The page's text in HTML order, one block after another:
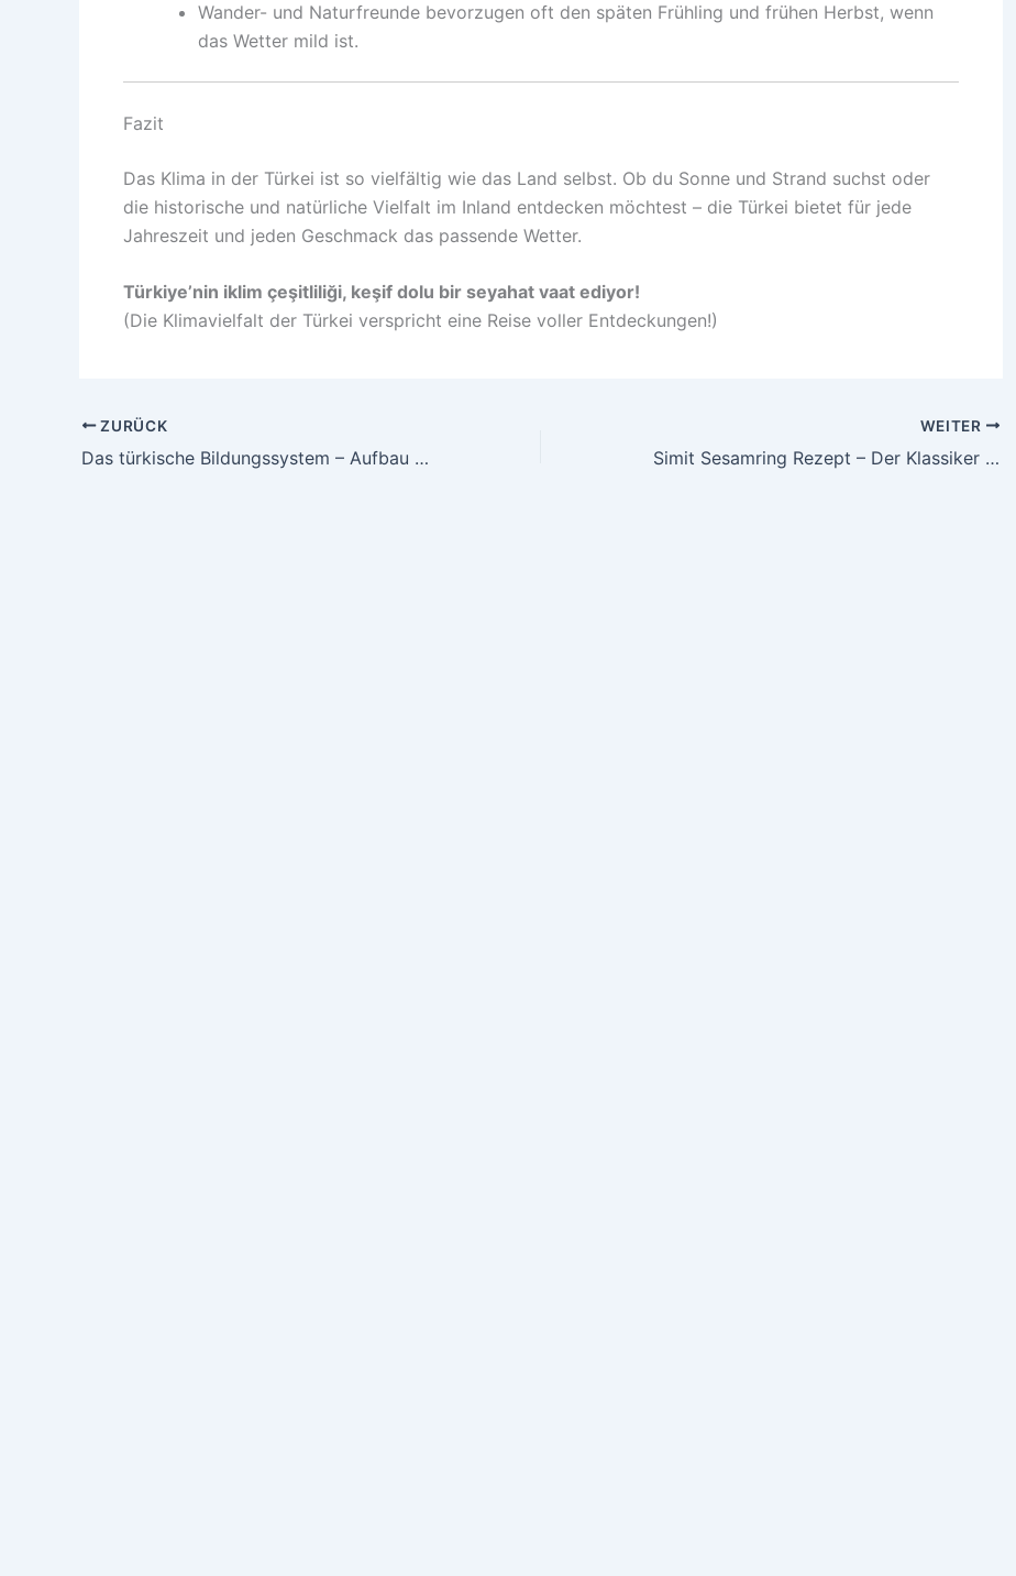
Wander- und Naturfreunde bevorzugen oft den späten Frühling und frühen Herbst, wenn
das Wetter mild ist.
Fazit
Das Klima in der Türkei ist so vielfältig wie das Land selbst. Ob du Sonne und Strand suchst oder
die historische und natürliche Vielfalt im Inland entdecken möchtest – die Türkei bietet für jede
Jahreszeit und jeden Geschmack das passende Wetter.
Türkiye’nin iklim çeşitliliği, keşif dolu bir seyahat vaat ediyor!
(Die Klimavielfalt der Türkei verspricht eine Reise voller Entdeckungen!)
ZURÜCK
Das türkische Bildungssystem – Aufbau und Besonderheiten
WEITER
Simit Sesamring Rezept – Der Klassiker aus der türkischen Bäckerei